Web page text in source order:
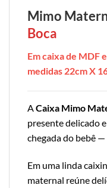
Mimo
Boca
Em caixa de MDF
medidas 22cm X
ACaixa Mimo
presente delicado
chegada do bebê
Em uma linda
maternal reúne